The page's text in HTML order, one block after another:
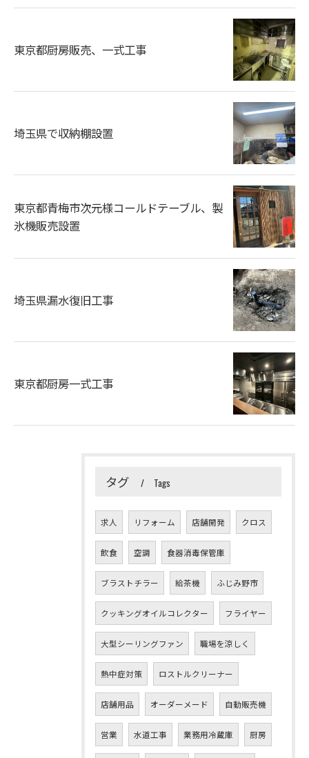
東京都厨房販売、一式工事
埼玉県で収納棚設置
東京都青梅市次元様コールドテーブル、製
氷機販売設置
埼玉県漏水復旧工事
東京都厨房一式工事
タグ Tags
求人 リフォーム 店舗開発 クロス
飲食 空調 食器消毒保管庫
ブラストチラー 給茶機 ふじみ野市
クッキングオイルコレクター フライヤー
大型シーリングファン 職場を涼しく
熱中症対策 ロストルクリーナー
店舗用品 オーダーメード 自動販売機
営業 水道工事 業務用冷蔵庫 厨房
お問い合わせはこちら